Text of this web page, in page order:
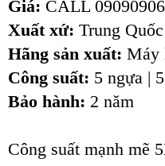
Giá: CALL
Xuất xứ: Trung Quốc
Hãng sản xuất: Máy
Công suất: 5 ngựa |
Bảo hành: 2 năm
Công suất mạnh mẽ